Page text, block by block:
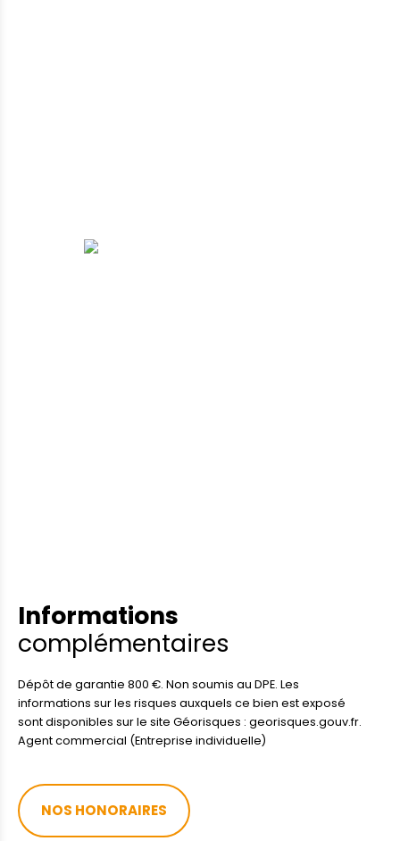
Informations
complémentaires
Dépôt de garantie 800 €. Non soumis au DPE. Les
informations sur les risques auxquels ce bien est exposé
sont disponibles sur le site Géorisques : georisques.gouv.fr.
Agent commercial (Entreprise individuelle)
NOS HONORAIRES